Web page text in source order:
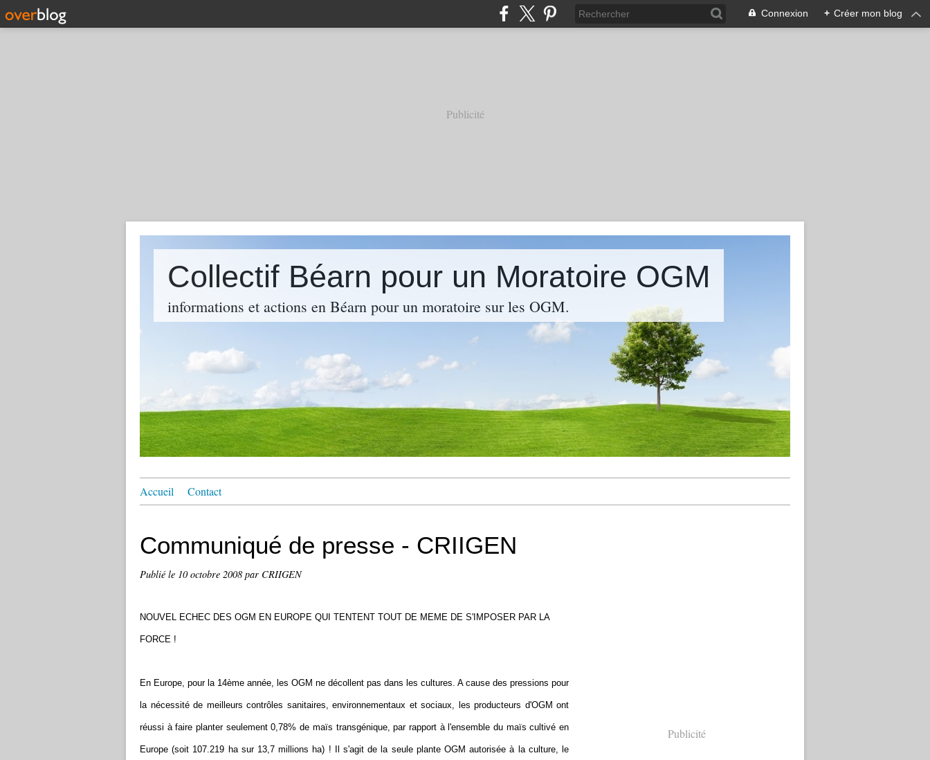
Connexion + Créer mon blog
Publicité
Collectif Béarn pour un Moratoire OGM
informations et actions en Béarn pour un moratoire sur les OGM.
Accueil Contact
Communiqué de presse - CRIIGEN
Publié le 10 octobre 2008 par CRIIGEN
NOUVEL ECHEC DES OGM EN EUROPE QUI TENTENT TOUT DE MEME DE S'IMPOSER PAR LA
FORCE !
En Europe, pour la 14ème année, les OGM ne décollent pas dans les cultures. A cause des pressions pour
la nécessité de meilleurs contrôles sanitaires, environnementaux et sociaux, les producteurs d'OGM ont
réussi à faire planter seulement 0,78% de maïs transgénique, par rapport à l'ensemble du maïs cultivé en
Europe (soit 107.219 ha sur 13,7 millions ha) ! Il s'agit de la seule plante OGM autorisée à la culture, le
Publicité